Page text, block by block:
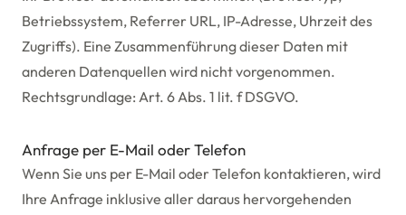
Betriebssystem, Referrer URL, IP-Adresse, Uhrzeit des
Zugriffs). Eine Zusammenführung dieser Daten mit
anderen Datenquellen wird nicht vorgenommen.
Rechtsgrundlage: Art. 6 Abs. 1 lit. f DSGVO.
Anfrage per E-Mail oder Telefon
Wenn Sie uns per E-Mail oder Telefon kontaktieren, wird
Ihre Anfrage inklusive aller daraus hervorgehenden